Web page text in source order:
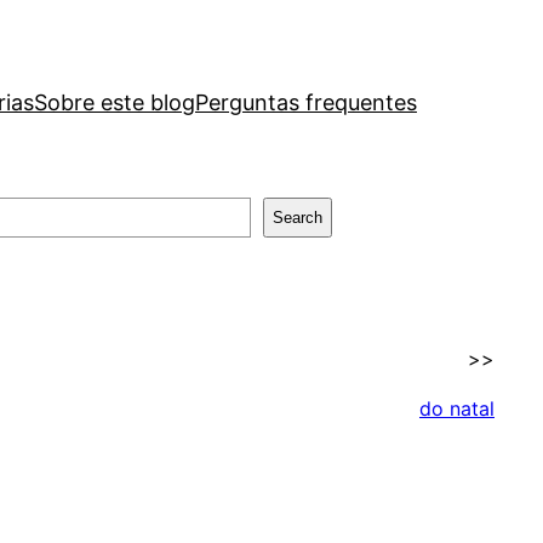
Sobre este blogPerguntas frequentes
Search
>>
do natal